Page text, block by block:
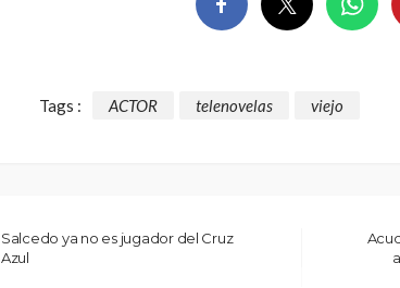
Tags : ACTOR telenovelas viejo
Salcedo ya no es jugador del Cruz
Azul